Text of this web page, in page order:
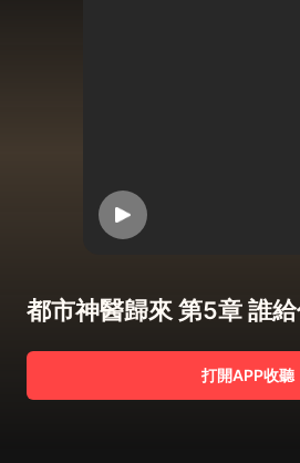
都市神醫歸來 第5章 誰
打開APP收聽